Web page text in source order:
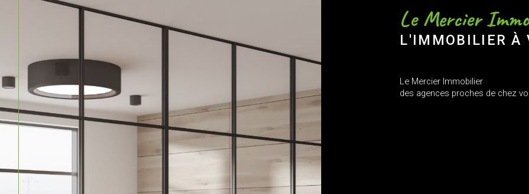
Le Mercier
L'IMMOBILIER À
Le Mercier Immobilier
des agences proches de chez